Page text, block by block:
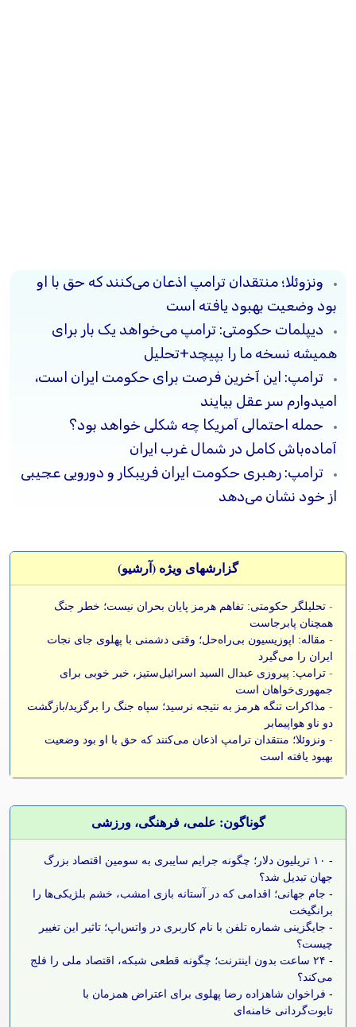
ونزوئلا؛ منتقدان ترامپ اذعان می‌کنند که حق با او
بود وضعیت بهبود یافته است
دیپلمات حکومتی: ترامپ می‌خواهد یک بار برای
همیشه نسخه ما را بپیچد+تحلیل
ترامپ: این آخرین فرصت برای حکومت ایران است،
امیدوارم سر عقل بیایند
حمله احتمالی آمریکا چه شکلی خواهد بود؟
آماده‌باش کامل در شمال غرب ایران
ترامپ: رهبری حکومت ایران فریبکار و دورویی عجیبی
از خود نشان می‌دهد
گزارشهای ویژه (آرشيو)
- تحلیلگر حکومتی: تفاهم هرمز پایان بحران نیست؛ خطر جنگ
همچنان پابرجاست
- مقاله: اپوزیسیون بی‌راه‌حل؛ وقتی دشمنی با پهلوی جای نجات
ایران را می‌گیرد
- ترامپ: پیروزی عبدال السید اسرائیل‌ستیز، خبر خوبی برای
جمهوری‌خواهان است
- مذاکرات تنگه هرمز به نتیجه نرسید؛ سپاه جنگ را برگزید/بازگشت
دو ناو هواپیمابر
- ونزوئلا؛ منتقدان ترامپ اذعان می‌کنند که حق با او بود وضعیت
بهبود یافته است
گوناگون: علمی، فرهنگی، ورزشی
-
۱۰ تریلیون دلار؛ چگونه جرایم سایبری به سومین اقتصاد بزرگ
جهان تبدیل شد؟
- جام جهانی؛ اقدامی که در آستانه بازی امشب، خشم بلژیکی‌ها را
برانگیخت
- جایگزینی شماره تلفن با نام کاربری در واتس‌اپ؛ تاثیر این تغییر
چیست؟
-
۲۴ ساعت بدون اینترنت؛ چگونه قطعی شبکه، اقتصاد ملی را فلج
می‌کند؟
- فراخوان شاهزاده رضا پهلوی برای اعتراض همزمان با
تابوت‌گردانی خامنه‌ای